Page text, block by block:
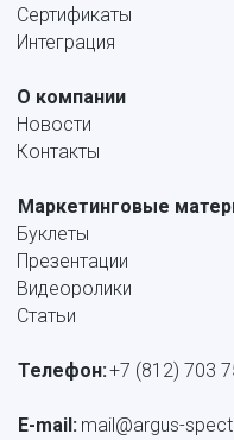
Сертификаты
Интеграция
О компании
Новости
Контакты
Маркетинговые
Буклеты
Презентации
Видеоролики
Статьи
Телефон:+7 (812) 703
E-mail: mail@argus-